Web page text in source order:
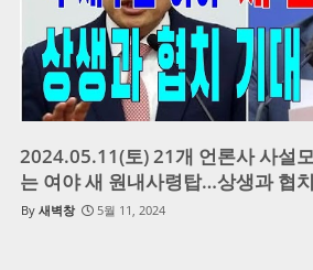
2024.05.11(토) 21개 언론사 사설
는 여야 새 원내사령탑…상생과 협
새벽창 5월 11, 2024